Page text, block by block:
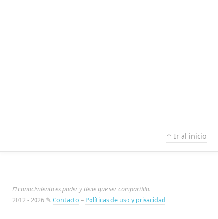
↑ Ir al inicio
El conocimiento es poder y tiene que ser compartido.
2012 - 2026 ✎ Contacto – Políticas de uso y privacidad